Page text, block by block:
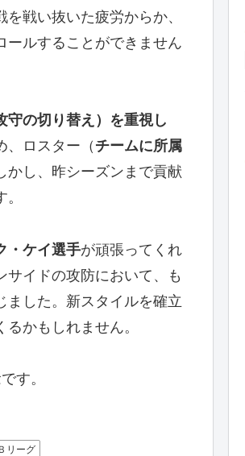
戦い抜いた疲労からか、
ールすることができません
守の切り替え）を重視し
、ロスター（ チームに所属
かし、昨シーズンまで貢献
・ケイ選手が頑張ってくれ
イドの攻防において、も
ました。新スタイルを確立
かもしれません。
す。
Ｂリーグ